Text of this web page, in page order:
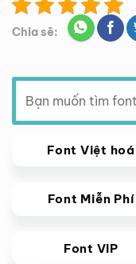
Chia sẽ:
Tìm
kiếm:
Font Việt hoá
Font Miễn Phí
Font VIP